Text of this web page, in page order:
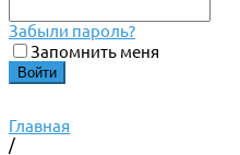
Забыли пароль?
Запомнить меня
Главная
/